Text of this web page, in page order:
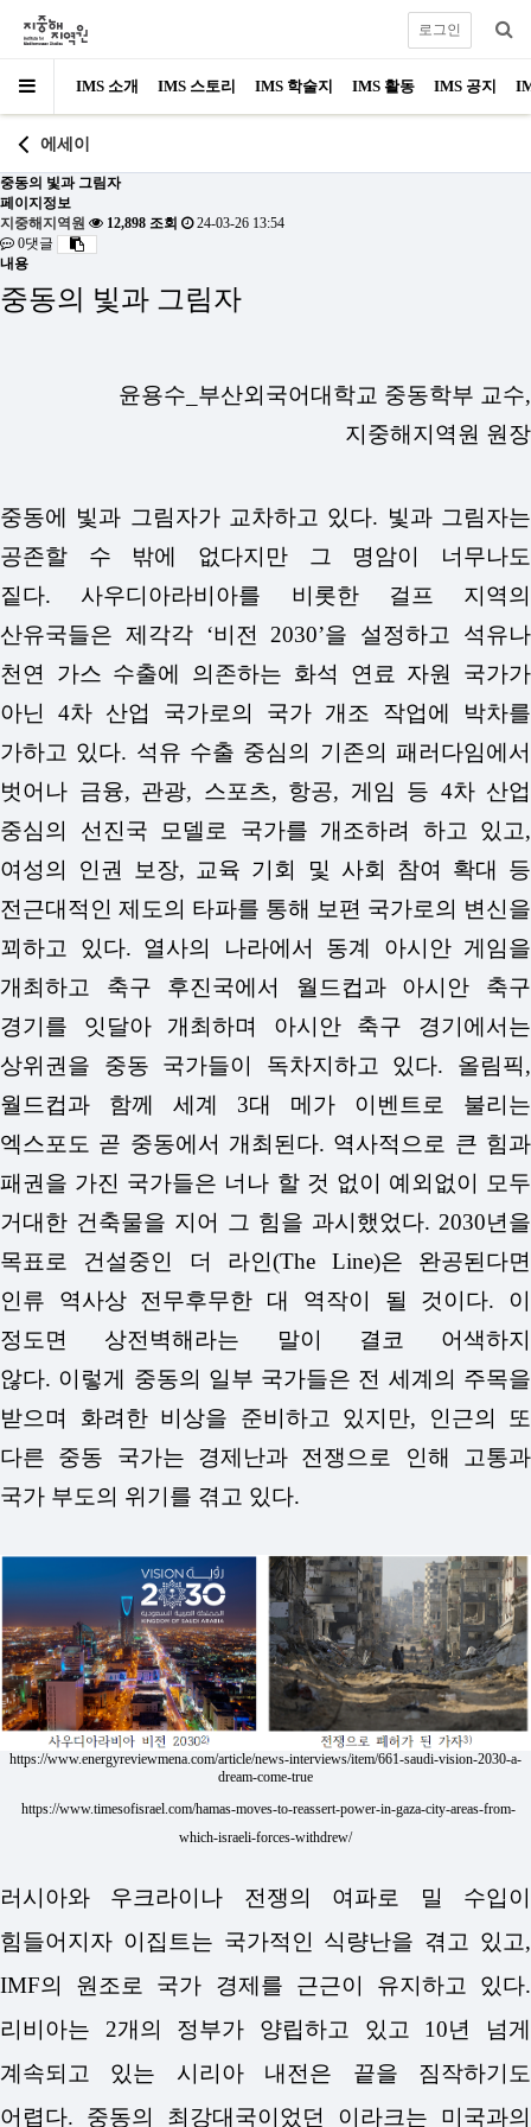
IMS 소개 IMS 스토리 IMS 학술지 IMS 활동 IMS 공지
로그인
에세이
중동의 빛과 그림자
페이지정보
지중해지역원
12,898 조회
24-03-26 13:54
0댓글
내용
중동의 빛과 그림자
윤용수_부산외국어대학교 중동학부 교수,
지중해지역원 원장
중동에 빛과 그림자가 교차하고 있다. 빛과 그림자는
공존할 수 밖에 없다지만 그 명암이 너무나도
짙다. 사우디아라비아를 비롯한 걸프 지역의
산유국들은 제각각 ‘비전 2030’을 설정하고 석유나
천연 가스 수출에 의존하는 화석 연료 자원 국가가
아닌 4차 산업 국가로의 국가 개조 작업에 박차를
가하고 있다. 석유 수출 중심의 기존의 패러다임에서
벗어나 금융, 관광, 스포츠, 항공, 게임 등 4차 산업
중심의 선진국 모델로 국가를 개조하려 하고 있고,
여성의 인권 보장, 교육 기회 및 사회 참여 확대 등
전근대적인 제도의 타파를 통해 보편 국가로의 변신을
꾀하고 있다. 열사의 나라에서 동계 아시안 게임을
개최하고 축구 후진국에서 월드컵과 아시안 축구
경기를 잇달아 개최하며 아시안 축구 경기에서는
상위권을 중동 국가들이 독차지하고 있다. 올림픽,
월드컵과 함께 세계 3대 메가 이벤트로 불리는
엑스포도 곧 중동에서 개최된다. 역사적으로 큰 힘과
패권을 가진 국가들은 너나 할 것 없이 예외없이 모두
거대한 건축물을 지어 그 힘을 과시했었다. 2030년을
목표로 건설중인 더 라인(The Line)은 완공된다면
인류 역사상 전무후무한 대 역작이 될 것이다. 이
정도면 상전벽해라는 말이 결코 어색하지
않다. 이렇게 중동의 일부 국가들은 전 세계의 주목을
받으며 화려한 비상을 준비하고 있지만, 인근의 또
다른 중동 국가는 경제난과 전쟁으로 인해 고통과
국가 부도의 위기를 겪고 있다.
https://www.energyreviewmena.com/article/news-interviews/item/661-saudi-vision-2030-a-
dream-come-true
https://www.timesofisrael.com/hamas-moves-to-reassert-power-in-gaza-city-areas-from-
which-israeli-forces-withdrew/
러시아와 우크라이나 전쟁의 여파로 밀 수입이
힘들어지자 이집트는 국가적인 식량난을 겪고 있고,
IMF의 원조로 국가 경제를 근근이 유지하고 있다.
리비아는 2개의 정부가 양립하고 있고 10년 넘게
계속되고 있는 시리아 내전은 끝을 짐작하기도
어렵다. 중동의 최강대국이었던 이라크는 미국과의